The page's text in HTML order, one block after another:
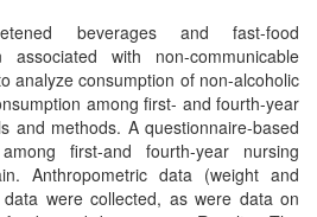
beverages and fast-food
with non-communicable
analyze consumption of non-alcoholic
among first- and fourth-year
and methods. A questionnaire-based
first-and fourth-year nursing
Anthropometric data (weight and
were collected, as were data on